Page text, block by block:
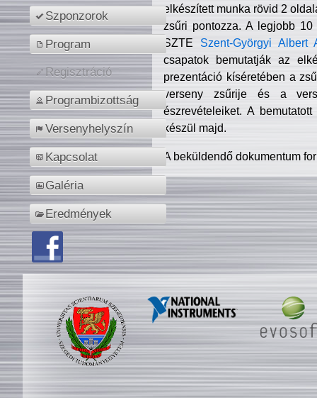
Szponzorok
Program
Regisztráció
Programbizottság
Versenyhelyszín
Kapcsolat
Galéria
Eredmények
elkészített munka rövid 2
zsűri pontozza. A legjobb
SZTE Szent-Györgyi Albert
csapatok bemutatják az
prezentáció kíséretében a
verseny zsűrije és a
észrevételeiket. A
készül majd.
A beküldendő dokumentum